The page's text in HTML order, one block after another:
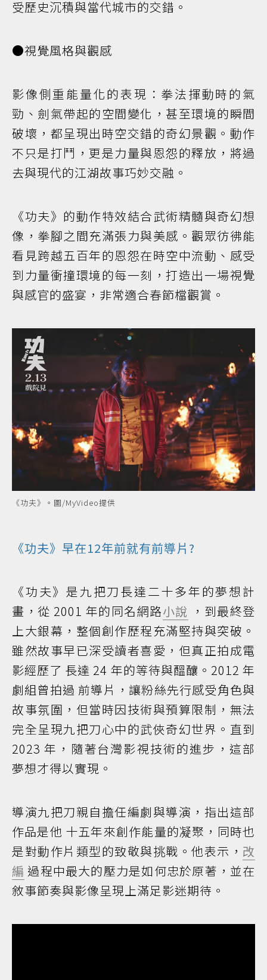
受歷史沉積與當代城市的交錯。
●視覺風格與觀感
影像側重能量化的表現：拳法揮動時的氣
勁、劍氣帶起的空間變化，甚至環境的瞬間
破壞，都呈現出時空交錯的奇幻景觀。動作
不只是打鬥，更是力量與恩怨的釋放，將過
去與現代的江湖故事巧妙交融。
《功夫》的動作特效結合武術精髓與奇幻想
像，拳腳之間充滿張力與美感。觀眾彷彿能
看見跨越五百年的恩怨在時空中流動、感受
到力量衝撞環境的每一刻，打造出一場視覺
與感官的盛宴，非常適合春節檔觀賞。
《功夫》。圖/MyVideo提供
《功夫》早在12年前就有前導片?
《功夫》是九把刀長達二十多年的夢想計
畫，從 2001 年的同名網路小說 ，到最終登
上大銀幕，整個創作歷程充滿堅持與突破。
雖然故事早已深受讀者喜愛，但真正拍成電
影經歷了 長達 24 年的等待與醞釀。2012 年
劇組曾拍過 前導片，讓粉絲先行感受角色與
故事氛圍，但當時因技術與預算限制，無法
完全呈現九把刀心中的武俠奇幻世界。直到
2023 年，隨著台灣影視技術的進步，這部
夢想才得以實現。
導演九把刀親自擔任編劇與導演，指出這部
作品是他 十五年來創作能量的凝聚，同時也
是對動作片類型的致敬與挑戰。他表示， 改
編 過程中最大的壓力是如何忠於原著，並在
敘事節奏與影像呈現上滿足影迷期待。